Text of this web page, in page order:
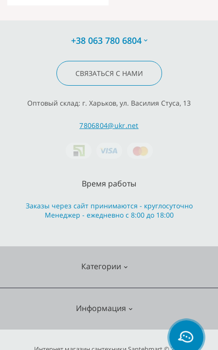
+38 063 780 6804
СВЯЗАТЬСЯ С НАМИ
Оптовый склад: г. Харьков, ул. Василия Стуса, 13
7806804@ukr.net
Категории
Информация
Время работы
Заказы через сайт принимаются - круглосуточно
Менеджер - ежедневно с 8:00 до 18:00